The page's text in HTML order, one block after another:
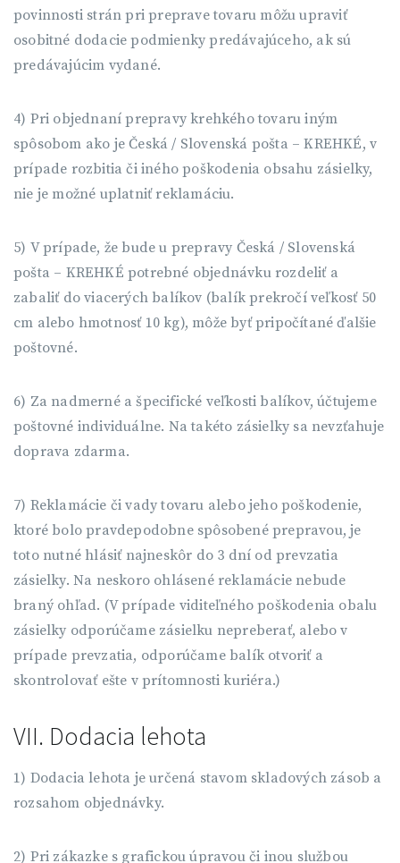
povinnosti strán pri preprave tovaru môžu upraviť
osobitné dodacie podmienky predávajúceho, ak sú
predávajúcim vydané.
4) Pri objednaní prepravy krehkého tovaru iným
spôsobom ako je Česká / Slovenská pošta – KREHKÉ, v
prípade rozbitia či iného poškodenia obsahu zásielky,
nie je možné uplatniť reklamáciu.
5) V prípade, že bude u prepravy Česká / Slovenská
pošta – KREHKÉ potrebné objednávku rozdeliť a
zabaliť do viacerých balíkov (balík prekročí veľkosť 50
cm alebo hmotnosť 10 kg), môže byť pripočítané ďalšie
poštovné.
6) Za nadmerné a špecifické veľkosti balíkov, účtujeme
poštovné individuálne. Na takéto zásielky sa nevzťahuje
doprava zdarma.
7) Reklamácie či vady tovaru alebo jeho poškodenie,
ktoré bolo pravdepodobne spôsobené prepravou, je
toto nutné hlásiť najneskôr do 3 dní od prevzatia
zásielky. Na neskoro ohlásené reklamácie nebude
braný ohľad. (V prípade viditeľného poškodenia obalu
zásielky odporúčame zásielku nepreberať, alebo v
prípade prevzatia, odporúčame balík otvoriť a
skontrolovať ešte v prítomnosti kuriéra.)
VII. Dodacia lehota
1) Dodacia lehota je určená stavom skladových zásob a
rozsahom objednávky.
2) Pri zákazke s grafickou úpravou či inou službou